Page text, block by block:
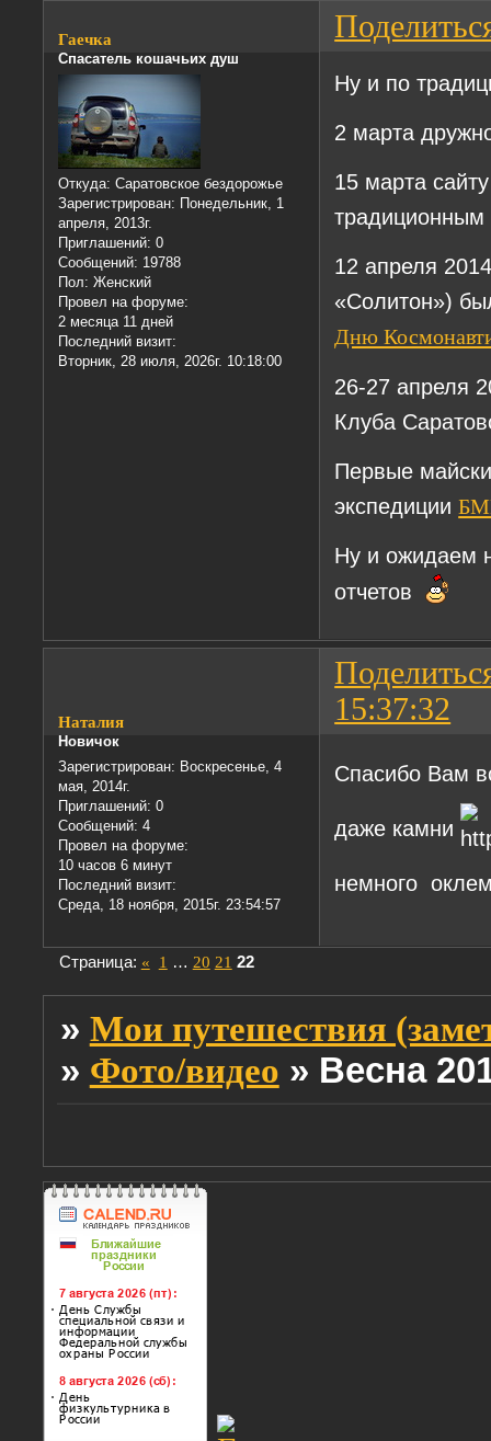
Гаечка
Спасатель кошачьих душ
Откуда: Саратовское бездорожье
Зарегистрирован: Понедельник, 1
апреля, 2013г.
Приглашений: 0
Сообщений: 19788
Пол: Женский
Провел на форуме:
2 месяца 11 дней
Последний визит:
Вторник, 28 июля, 2026г. 10:18:00
Ну и по
2 марта
15 марта
12 апреля
«Солитон»)
Дню
26-27 апреля
Клуба
Первые
экспедиции
Ну и ожидаем
отчетов
15:37:32
Наталия
Новичок
Зарегистрирован: Воскресенье, 4
мая, 2014г.
Приглашений: 0
Сообщений: 4
Провел на форуме:
10 часов 6 минут
Последний визит:
Среда, 18 ноября, 2015г. 23:54:57
Спасибо Вам
даже камни
немного
Страница: « 1 … 20 21 22
» Мои путешествия
» Фото/видео » Весна